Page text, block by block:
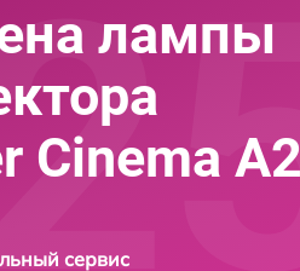
лампы
Cinema A2
сервис